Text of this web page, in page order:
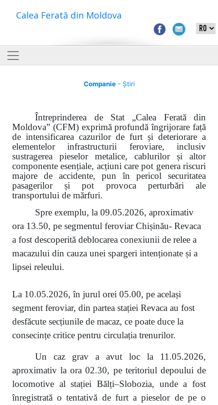
Calea Ferată din Moldova
Companie- Știri
Întreprinderea de Stat „Calea Ferată din
Moldova” (CFM) exprimă profundă îngrijorare față
de intensificarea cazurilor de furt și deteriorare a
elementelor infrastructurii feroviare, inclusiv
sustragerea pieselor metalice, cablurilor și altor
componente esențiale, acțiuni care pot genera riscuri
majore de accidente, pun în pericol securitatea
pasagerilor și pot provoca perturbări ale
transportului de mărfuri.
Spre exemplu, la 09.05.2026, aproximativ
ora 13.50, pe segmentul feroviar Chișinău- Revaca
a fost descoperită deblocarea conexiunii de relee a
macazului din cauza unei spargeri intenționate și a
lipsei releului.
La 10.05.2026, în jurul orei 05.00, pe același
segment feroviar, din partea stației Revaca au fost
desfăcute secțiunile de macaz, ce poate duce la
consecințe critice pentru circulația trenurilor.
Un caz grav a avut loc la 11.05.2026,
aproximativ la ora 02.30, pe teritoriul depoului de
locomotive al stației Bălți–Slobozia, unde a fost
înregistrată o tentativă de furt a pieselor de pe o